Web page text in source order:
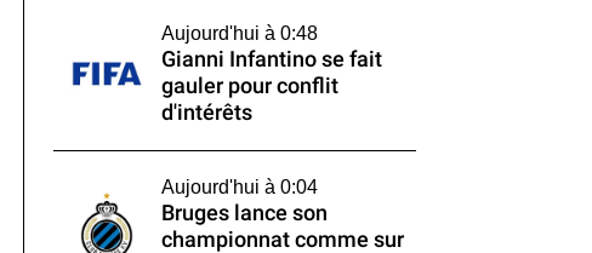
Aujourd'hui à 0:48
Gianni Infantino se fait
gauler pour conflit
d'intérêts
Aujourd'hui à 0:04
Bruges lance son
championnat comme sur